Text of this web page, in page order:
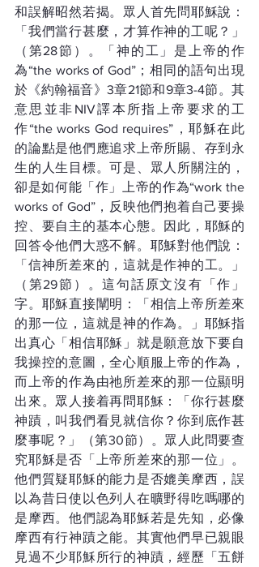
和誤解昭然若揭。眾人首先問耶穌說：
「我們當行甚麼，才算作神的工呢？」
（第28節）。「神的工」是上帝的作
為“the works of God”；相同的語句出現
於《約翰福音》3章21節和9章3-4節。其
意思並非NIV譯本所指上帝要求的工
作“the works God requires”，耶穌在此
的論點是他們應追求上帝所賜、存到永
生的人生目標。可是、眾人所關注的，
卻是如何能「作」上帝的作為“work the
works of God”，反映他們抱着自己要操
控、要自主的基本心態。因此，耶穌的
回答令他們大惑不解。耶穌對他們說：
「信神所差來的，這就是作神的工。」
（第29節）。這句話原文沒有「作」
字。耶穌直接闡明：「相信上帝所差來
的那一位，這就是神的作為。」耶穌指
出真心「相信耶穌」就是願意放下要自
我操控的意圖，全心順服上帝的作為，
而上帝的作為由祂所差來的那一位顯明
出來。眾人接着再問耶穌：「你行甚麼
神蹟，叫我們看見就信你？你到底作甚
麼事呢？」（第30節）。眾人此問要查
究耶穌是否「上帝所差來的那一位」。
他們質疑耶穌的能力是否媲美摩西，誤
以為昔日使以色列人在曠野得吃嗎哪的
是摩西。他們認為耶穌若是先知，必像
摩西有行神蹟之能。其實他們早已親眼
見過不少耶穌所行的神蹟，經歷「五餅